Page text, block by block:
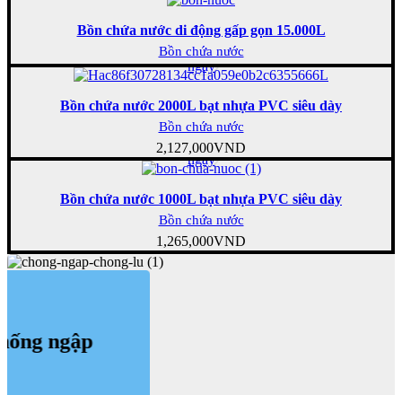
Bồn chứa nước di động gấp gọn 15.000L
Bồn chứa nước
Mua
ngay
Bồn chứa nước 2000L bạt nhựa PVC siêu dày
Bồn chứa nước
2,127,000VND
Mua
ngay
Bồn chứa nước 1000L bạt nhựa PVC siêu dày
Bồn chứa nước
1,265,000VND
ngập